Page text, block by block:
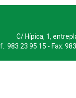
C/ Hípica, 1,
983 23 95 15 - Fax: